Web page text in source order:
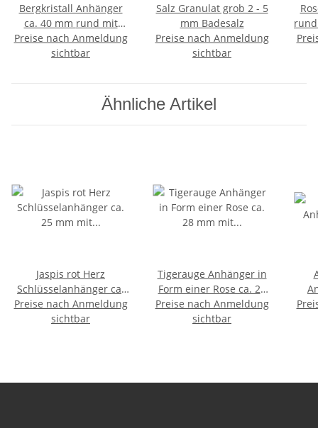
Bergkristall Anhänger
ca. 40 mm rund mit
silberfarbenem Clip
Preise nach Anmeldung
sichtbar
Salz Granulat grob 2 - 5
mm Badesalz
Preise nach Anmeldung
sichtbar
Ähnliche Artikel
Jaspis rot Herz
Schlüsselanhänger ca.
25 mm mit Kette und
Schlüsselring ca. 85 mm
Preise nach Anmeldung
sichtbar
Tigerauge Anhänger in
Form einer Rose ca. 28
mm mit silberfarbenem
Clip
Preise nach Anmeldung
sichtbar